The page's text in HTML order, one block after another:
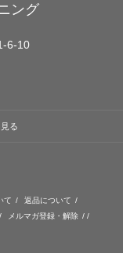
ング
6-10
る
て / 返品について /
/ メルマガ登録・解除 / /